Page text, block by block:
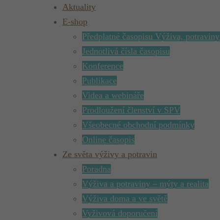
Aktuality
E-shop
Předplatné časopisu Výživa,
Jednotlivá čísla časopisu
Konference
Publikace
Videa a webináře
Prodloužení členství v SPV
Všeobecné obchodní podmínky
Online časopis
Ze světa výživy a potravin
Poradna
Výživa a potraviny – mýty a realita
Výživa doma a ve světě
Vyživová doporučení